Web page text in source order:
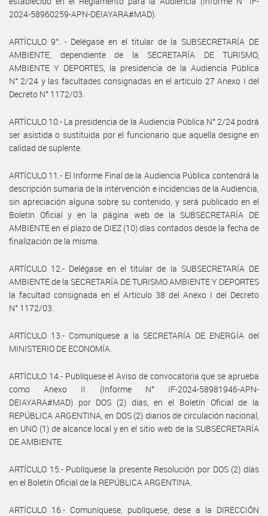
2024-58960259-APN-DEIAYARA#MAD).
ARTÍCULO 9°. - Delégase en el titular de la SUBSECRETARÍA DE
AMBIENTE, dependiente de la SECRETARÍA DE TURISMO,
AMBIENTE Y DEPORTES, la presidencia de la Audiencia Pública
N° 2/24 y las facultades consignadas en el artículo 27 Anexo I del
Decreto N° 1172/03.
ARTÍCULO 10.- La presidencia de la Audiencia Pública N° 2/24 podrá
ser asistida o sustituida por el funcionario que aquella designe en
calidad de suplente.
ARTÍCULO 11.- El Informe Final de la Audiencia Pública contendrá la
descripción sumaria de la intervención e incidencias de la Audiencia,
sin apreciación alguna sobre su contenido, y será publicado en el
Boletín Oficial y en la página web de la SUBSECRETARÍA DE
AMBIENTE en el plazo de DIEZ (10) días contados desde la fecha de
finalización de la misma.
ARTÍCULO 12.- Delégase en el titular de la SUBSECRETARÍA DE
AMBIENTE de la SECRETARÍA DE TURISMO AMBIENTE Y DEPORTES
la facultad consignada en el Artículo 38 del Anexo I del Decreto
N° 1172/03.
ARTÍCULO 13.- Comuníquese a la SECRETARÍA DE ENERGÍA del
MINISTERIO DE ECONOMÍA.
ARTÍCULO 14.- Publíquese el Aviso de convocatoria que se aprueba
como Anexo II (Informe N° IF-2024-58981946-APN-
DEIAYARA#MAD) por DOS (2) días, en el Boletín Oficial de la
REPÚBLICA ARGENTINA, en DOS (2) diarios de circulación nacional,
en UNO (1) de alcance local y en el sitio web de la SUBSECRETARÍA
DE AMBIENTE.
ARTÍCULO 15.- Publíquese la presente Resolución por DOS (2) días
en el Boletín Oficial de la REPÚBLICA ARGENTINA.
ARTÍCULO 16.- Comuníquese, publíquese, dese a la DIRECCIÓN